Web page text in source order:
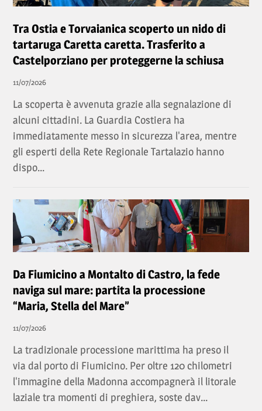
Tra Ostia e Torvaianica scoperto un nido di
tartaruga Caretta caretta. Trasferito a
Castelporziano per proteggerne la schiusa
11/07/2026
La scoperta è avvenuta grazie alla segnalazione di
alcuni cittadini. La Guardia Costiera ha
immediatamente messo in sicurezza l'area, mentre
gli esperti della Rete Regionale Tartalazio hanno
dispo...
Da Fiumicino a Montalto di Castro, la fede
naviga sul mare: partita la processione
“Maria, Stella del Mare”
11/07/2026
La tradizionale processione marittima ha preso il
via dal porto di Fiumicino. Per oltre 120 chilometri
l'immagine della Madonna accompagnerà il litorale
laziale tra momenti di preghiera, soste dav...